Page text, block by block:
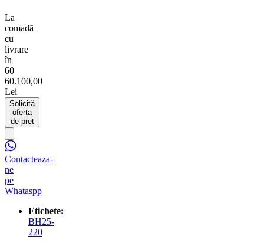
La
comadã
cu
livrare
în
60
60.100,00
Lei
Solicită
oferta
de pret
Contacteaza-
ne
pe
Whataspp
Etichete:
BH25-
220